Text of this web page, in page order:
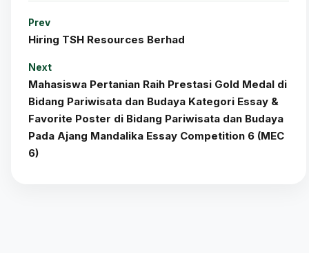
Prev
Hiring TSH Resources Berhad
Next
Mahasiswa Pertanian Raih Prestasi Gold Medal di
Bidang Pariwisata dan Budaya Kategori Essay &
Favorite Poster di Bidang Pariwisata dan Budaya
Pada Ajang Mandalika Essay Competition 6 (MEC
6)